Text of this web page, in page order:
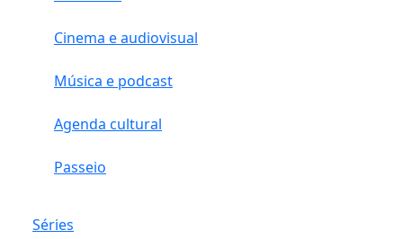
Cinema e audiovisual
Música e podcast
Agenda cultural
Passeio
Séries